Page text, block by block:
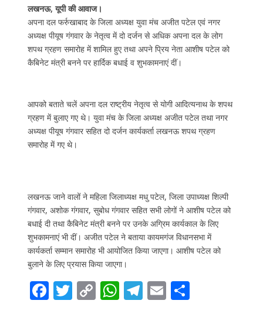
लखनऊ, यूपी की आवाज।
अपना दल फर्रुखाबाद के जिला अध्यक्ष युवा मंच अजीत पटेल एवं नगर
अध्यक्ष पीयूष गंगवार के नेतृत्व में दो दर्जन से अधिक अपना दल के लोग
शपथ ग्रहण समारोह में शामिल हुए तथा अपने प्रिय नेता आशीष पटेल को
कैबिनेट मंत्री बनने पर हार्दिक बधाई व शुभकामनाएं दीं।
आपको बताते चलें अपना दल राष्ट्रीय नेतृत्व से योगी आदित्यनाथ के शपथ
ग्रहण में बुलाए गए थे। युवा मंच के जिला अध्यक्ष अजीत पटेल तथा नगर
अध्यक्ष पीयूष गंगवार सहित दो दर्जन कार्यकर्ता लखनऊ शपथ ग्रहण
समारोह में गए थे।
लखनऊ जाने वालों ने महिला जिलाध्यक्ष मधु पटेल, जिला उपाध्यक्ष शिल्पी
गंगवार, अशोक गंगवार, सुबोध गंगवार सहित सभी लोगों ने आशीष पटेल को
बधाई दी तथा कैबिनेट मंत्री बनने पर उनके अग्रिम कार्यकाल के लिए
शुभकामनाएं भी दीं। अजीत पटेल ने बताया कायमगंज विधानसभा में
कार्यकर्ता सम्मान समारोह भी आयोजित किया जाएगा। आशीष पटेल को
बुलाने के लिए प्रयास किया जाएगा।
F T C W T E S